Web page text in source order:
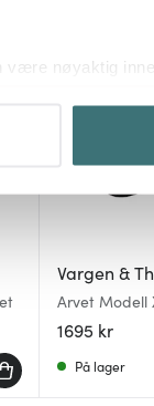
være nøyaktig
for å levere
Vargen &
Arvet Modell
cm
1695 kr
På lager